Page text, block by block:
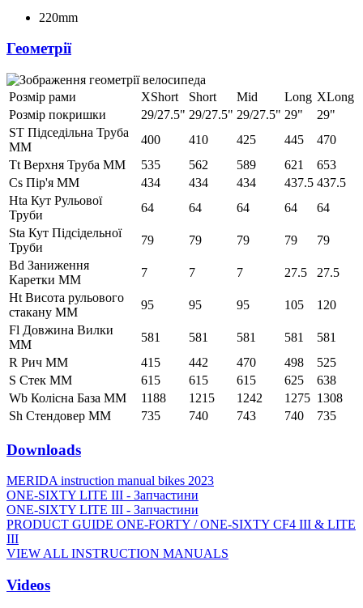
220mm
Геометрії
Розмір рами XShort Short Mid Long XLong
Розмір покришки
29/27.5" 29/27.5" 29/27.5" 29"
29"
ST Підседільна Труба
ММ
400 410 425 445
470
Tt Верхня Труба ММ
535 562 589 621
653
Cs Пір'я ММ
434 434 434 437.5 437.5
Hta Кут Рульової
Труби
64 64 64 64
64
Sta Кут Підсідельної
Труби
79 79 79 79
79
Bd Заниження
Каретки ММ
7 7 7 27.5
27.5
Ht Висота рульового
стакану ММ
95 95 95 105
120
Fl Довжина Вилки
ММ
581 581 581 581
581
R Рич ММ
415 442 470 498
525
S Стек ММ
615 615 615 625
638
Wb Колісна База ММ
1188 1215 1242 1275 1308
Sh Стендовер ММ
735 740 743 740 735
Downloads
MERIDA instruction manual bikes 2023
ONE-SIXTY LITE III - Запчастини
ONE-SIXTY LITE III - Запчастини
PRODUCT GUIDE ONE-FORTY / ONE-SIXTY CF4 III & LITE
III
VIEW ALL INSTRUCTION MANUALS
Videos